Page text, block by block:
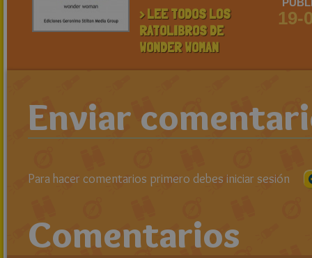
> LEE TODOS LOS
RATOLIBROS DE
WONDER WOMAN
19-
Enviar
Para hacer comentarios primero debes iniciar sesión
Comentarios